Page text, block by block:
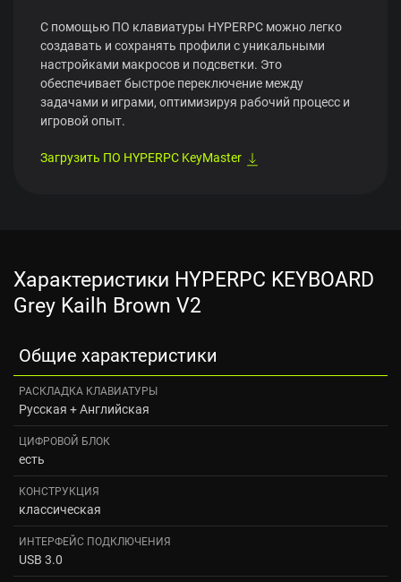
С помощью ПО клавиатуры HYPERPC можно легко
создавать и сохранять профили с уникальными
настройками макросов и подсветки. Это
обеспечивает быстрое переключение между
задачами и играми, оптимизируя рабочий процесс и
игровой опыт.
Загрузить ПО HYPERPC KeyMaster
Характеристики HYPERPC KEYBOARD
Grey Kailh Brown V2
Общие характеристики
РАСКЛАДКА КЛАВИАТУРЫ
Русская + Английская
ЦИФРОВОЙ БЛОК
есть
КОНСТРУКЦИЯ
классическая
ИНТЕРФЕЙС ПОДКЛЮЧЕНИЯ
USB 3.0